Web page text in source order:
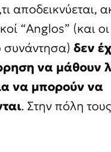
αποδεικνύεται,
“Anglos” (και οι
συνάντησα) δεν
να μάθουν
να μπορούν να
. Στην πόλη